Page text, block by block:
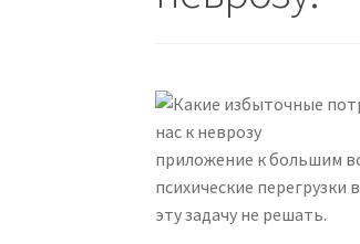
приложение к большим
психические перегрузки
эту задачу не решать.